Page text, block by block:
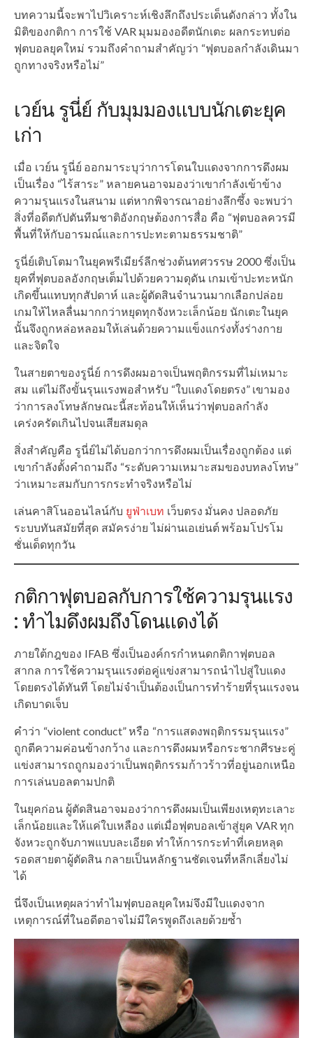
บทความนี้จะพาไปวิเคราะห์เชิงลึกถึงประเด็นดังกล่าว ทั้งใน
มิติของกติกา การใช้ VAR มุมมองอดีตนักเตะ ผลกระทบต่อ
ฟุตบอลยุคใหม่ รวมถึงคำถามสำคัญว่า “ฟุตบอลกำลังเดินมา
ถูกทางจริงหรือไม่”
เวย์น รูนี่ย์ กับมุมมองแบบนักเตะยุค
เก่า
เมื่อ เวย์น รูนี่ย์ ออกมาระบุว่าการโดนใบแดงจากการดึงผม
เป็นเรื่อง “ไร้สาระ” หลายคนอาจมองว่าเขากำลังเข้าข้าง
ความรุนแรงในสนาม แต่หากพิจารณาอย่างลึกซึ้ง จะพบว่า
สิ่งที่อดีตกัปตันทีมชาติอังกฤษต้องการสื่อ คือ “ฟุตบอลควรมี
พื้นที่ให้กับอารมณ์และการปะทะตามธรรมชาติ”
รูนี่ย์เติบโตมาในยุคพรีเมียร์ลีกช่วงต้นทศวรรษ 2000 ซึ่งเป็น
ยุคที่ฟุตบอลอังกฤษเต็มไปด้วยความดุดัน เกมเข้าปะทะหนัก
เกิดขึ้นแทบทุกสัปดาห์ และผู้ตัดสินจำนวนมากเลือกปล่อย
เกมให้ไหลลื่นมากกว่าหยุดทุกจังหวะเล็กน้อย นักเตะในยุค
นั้นจึงถูกหล่อหลอมให้เล่นด้วยความแข็งแกร่งทั้งร่างกาย
และจิตใจ
ในสายตาของรูนี่ย์ การดึงผมอาจเป็นพฤติกรรมที่ไม่เหมาะ
สม แต่ไม่ถึงขั้นรุนแรงพอสำหรับ “ใบแดงโดยตรง” เขามอง
ว่าการลงโทษลักษณะนี้สะท้อนให้เห็นว่าฟุตบอลกำลัง
เคร่งครัดเกินไปจนเสียสมดุล
สิ่งสำคัญคือ รูนี่ย์ไม่ได้บอกว่าการดึงผมเป็นเรื่องถูกต้อง แต่
เขากำลังตั้งคำถามถึง “ระดับความเหมาะสมของบทลงโทษ”
ว่าเหมาะสมกับการกระทำจริงหรือไม่
เล่นคาสิโนออนไลน์กับ ยูฟ่าเบท เว็บตรง มั่นคง ปลอดภัย
ระบบทันสมัยที่สุด สมัครง่าย ไม่ผ่านเอเย่นต์ พร้อมโปรโม
ชั่นเด็ดทุกวัน
กติกาฟุตบอลกับการใช้ความรุนแรง
: ทำไมดึงผมถึงโดนแดงได้
ภายใต้กฎของ IFAB ซึ่งเป็นองค์กรกำหนดกติกาฟุตบอล
สากล การใช้ความรุนแรงต่อคู่แข่งสามารถนำไปสู่ใบแดง
โดยตรงได้ทันที โดยไม่จำเป็นต้องเป็นการทำร้ายที่รุนแรงจน
เกิดบาดเจ็บ
คำว่า “violent conduct” หรือ “การแสดงพฤติกรรมรุนแรง”
ถูกตีความค่อนข้างกว้าง และการดึงผมหรือกระชากศีรษะคู่
แข่งสามารถถูกมองว่าเป็นพฤติกรรมก้าวร้าวที่อยู่นอกเหนือ
การเล่นบอลตามปกติ
ในยุคก่อน ผู้ตัดสินอาจมองว่าการดึงผมเป็นเพียงเหตุทะเลาะ
เล็กน้อยและให้แค่ใบเหลือง แต่เมื่อฟุตบอลเข้าสู่ยุค VAR ทุก
จังหวะถูกจับภาพแบบละเอียด ทำให้การกระทำที่เคยหลุด
รอดสายตาผู้ตัดสิน กลายเป็นหลักฐานชัดเจนที่หลีกเลี่ยงไม่
ได้
นี่จึงเป็นเหตุผลว่าทำไมฟุตบอลยุคใหม่จึงมีใบแดงจาก
เหตุการณ์ที่ในอดีตอาจไม่มีใครพูดถึงเลยด้วยซ้ำ